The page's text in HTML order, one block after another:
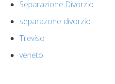
Separazione Divorzio
separazone-divorzio
Treviso
veneto